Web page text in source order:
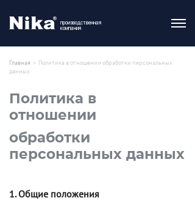
производственная
компания
Главная > Политика в отношении обработки персональных
данных
Политика в
отношении
обработки
персональных данных
1. Общие положения